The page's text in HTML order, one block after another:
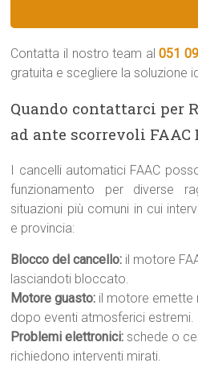
Contatta il nostro team al051
gratuita e scegliere la soluzione
Quando contattarci per
ad ante scorrevoli FAAC
I cancelli automatici FAAC
funzionamento per diverse
situazioni più comuni in cui
e provincia:
Blocco del cancello: il motore
lasciandoti bloccato.
Motore guasto: il motore emette
dopo eventi atmosferici estremi.
Problemi elettronici: schede o
richiedono interventi mirati.